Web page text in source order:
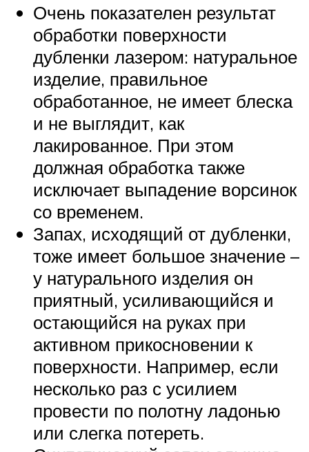
Очень показателен результат
обработки поверхности
дубленки лазером: натуральное
изделие, правильное
обработанное, не имеет блеска
и не выглядит, как
лакированное. При этом
должная обработка также
исключает выпадение ворсинок
со временем.
Запах, исходящий от дубленки,
тоже имеет большое значение –
у натурального изделия он
приятный, усиливающийся и
остающийся на руках при
активном прикосновении к
поверхности. Например, если
несколько раз с усилием
провести по полотну ладонью
или слегка потереть.